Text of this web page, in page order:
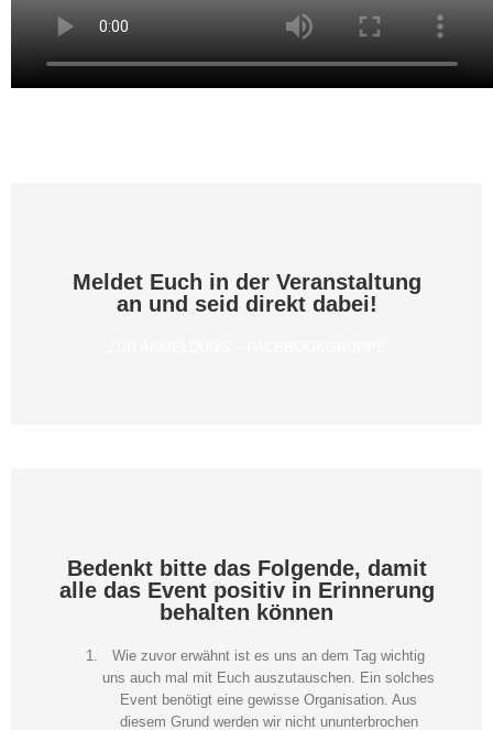
Meldet Euch in der Veranstaltung
an und seid direkt dabei!
Bedenkt bitte das Folgende, damit
alle das Event positiv in Erinnerung
behalten können
Wie zuvor erwähnt ist es uns an dem Tag wichtig
uns auch mal mit Euch auszutauschen. Ein solches
Event benötigt eine gewisse Organisation. Aus
diesem Grund werden wir nicht ununterbrochen